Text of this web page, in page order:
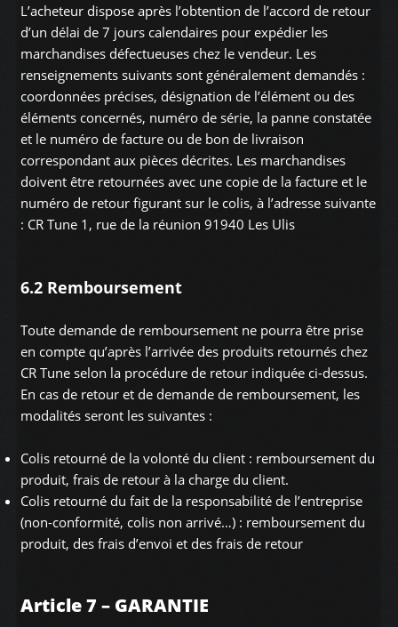
L’acheteur dispose après l’obtention de l’accord de retour
d’un délai de 7 jours calendaires pour expédier les
marchandises défectueuses chez le vendeur. Les
renseignements suivants sont généralement demandés :
coordonnées précises, désignation de l’élément ou des
éléments concernés, numéro de série, la panne constatée
et le numéro de facture ou de bon de livraison
correspondant aux pièces décrites. Les marchandises
doivent être retournées avec une copie de la facture et le
numéro de retour figurant sur le colis, à l’adresse suivante
: CR Tune 1, rue de la réunion 91940 Les Ulis
6.2 Remboursement
Toute demande de remboursement ne pourra être prise
en compte qu’après l’arrivée des produits retournés chez
CR Tune selon la procédure de retour indiquée ci-dessus.
En cas de retour et de demande de remboursement, les
modalités seront les suivantes :
Colis retourné de la volonté du client : remboursement du
produit, frais de retour à la charge du client.
Colis retourné du fait de la responsabilité de l’entreprise
(non-conformité, colis non arrivé…) : remboursement du
produit, des frais d’envoi et des frais de retour
Article 7 – GARANTIE